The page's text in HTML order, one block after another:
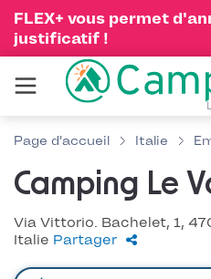
FLEX+ vous permet
justificatif !
Page d'accueil Italie
Camping Le
Via Vittorio. Bachelet, 1,
Italie Partager